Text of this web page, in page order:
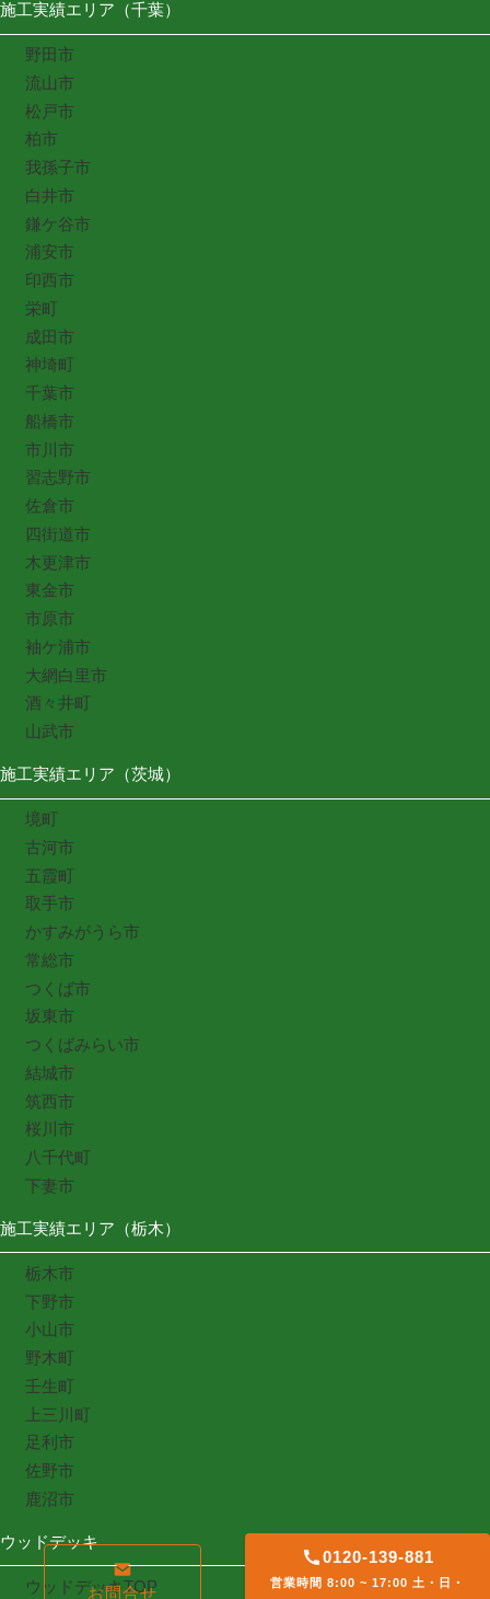
施工実績エリア（千葉）
野田市
流山市
松戸市
柏市
我孫子市
白井市
鎌ケ谷市
浦安市
印西市
栄町
成田市
神埼町
千葉市
船橋市
市川市
習志野市
佐倉市
四街道市
木更津市
東金市
市原市
袖ケ浦市
大網白里市
酒々井町
山武市
施工実績エリア（茨城）
境町
古河市
五霞町
取手市
かすみがうら市
常総市
つくば市
坂東市
つくばみらい市
結城市
筑西市
桜川市
八千代町
下妻市
施工実績エリア（栃木）
栃木市
下野市
小山市
野木町
壬生町
上三川町
足利市
佐野市
鹿沼市
ウッドデッキ
ウッドデッキTOP
お問合せ
0120-139-881
営業時間 8:00 ~ 17:00 土・日・